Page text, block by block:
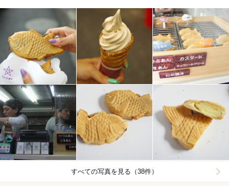
すべての写真を見る（38件）